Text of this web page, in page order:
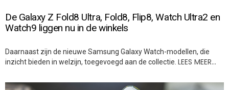
De Galaxy Z Fold8 Ultra, Fold8, Flip8, Watch Ultra2 en
Watch9 liggen nu in de winkels
Daarnaast zijn de nieuwe Samsung Galaxy Watch-modellen, die
inzicht bieden in welzijn, toegevoegd aan de collectie. LEES MEER…